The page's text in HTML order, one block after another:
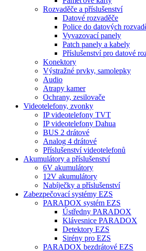
Rozvaděče a příslušenství
Datové rozvaděče
Police do datových
Vyvazovací panely
Patch panely a kabely
Příslušenství pro datové
Konektory
Výstražné prvky, samolepky
Audio
Atrapy kamer
Ochrany, zesilovače
Videotelefony, zvonky
IP videotelefony TVT
IP videotelefony Dahua
BUS 2 drátové
Analog 4 drátové
Příslušenství videotelefonů
Akumulátory a příslušenství
6V akumulátory
12V akumulátory
Nabíječky a příslušenství
Zabezpečovací systémy EZS
PARADOX systém EZS
Ústředny PARADOX
Klávesnice PARADOX
Detektory EZS
Sirény pro EZS
PARADOX bezdrátové EZS